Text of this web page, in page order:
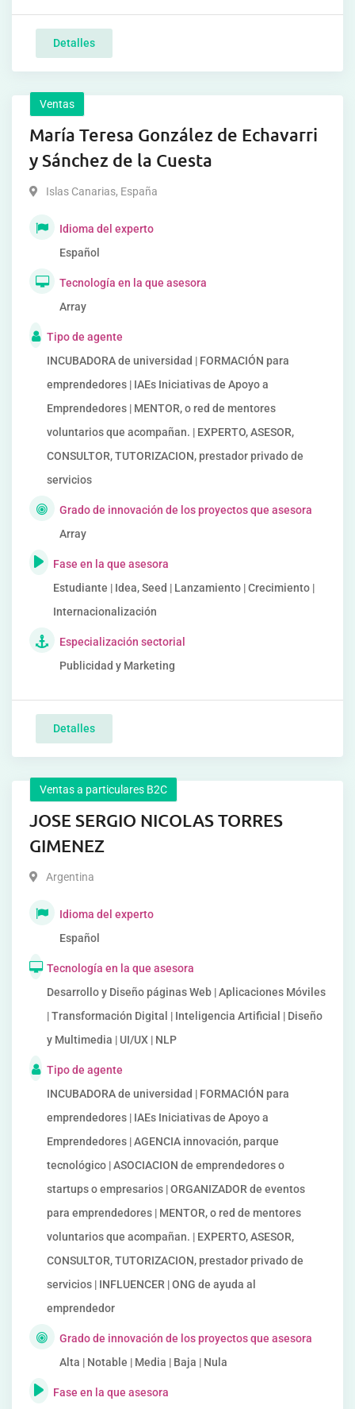
Detalles
Ventas
María Teresa González de Echavarri
y Sánchez de la Cuesta
Islas Canarias, España
Idioma del experto
Español
Tecnología en la que asesora
Array
Tipo de agente
INCUBADORA de universidad | FORMACIÓN para
emprendedores | IAEs Iniciativas de Apoyo a
Emprendedores | MENTOR, o red de mentores
voluntarios que acompañan. | EXPERTO, ASESOR,
CONSULTOR, TUTORIZACION, prestador privado de
servicios
Grado de innovación de los proyectos que asesora
Array
Fase en la que asesora
Estudiante | Idea, Seed | Lanzamiento | Crecimiento |
Internacionalización
Especialización sectorial
Publicidad y Marketing
Detalles
Ventas a particulares B2C
JOSE SERGIO NICOLAS TORRES
GIMENEZ
Argentina
Idioma del experto
Español
Tecnología en la que asesora
Desarrollo y Diseño páginas Web | Aplicaciones Móviles
| Transformación Digital | Inteligencia Artificial | Diseño
y Multimedia | UI/UX | NLP
Tipo de agente
INCUBADORA de universidad | FORMACIÓN para
emprendedores | IAEs Iniciativas de Apoyo a
Emprendedores | AGENCIA innovación, parque
tecnológico | ASOCIACION de emprendedores o
startups o empresarios | ORGANIZADOR de eventos
para emprendedores | MENTOR, o red de mentores
voluntarios que acompañan. | EXPERTO, ASESOR,
CONSULTOR, TUTORIZACION, prestador privado de
servicios | INFLUENCER | ONG de ayuda al
emprendedor
Grado de innovación de los proyectos que asesora
Alta | Notable | Media | Baja | Nula
Fase en la que asesora